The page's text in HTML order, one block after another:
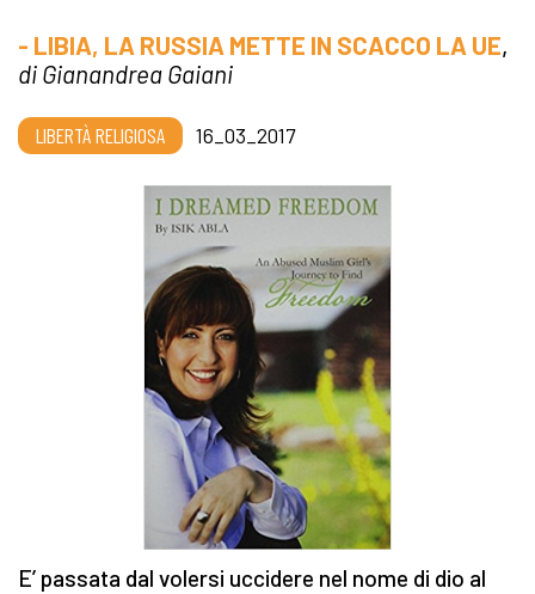
- LIBIA, LA RUSSIA METTE IN SCACCO LA UE,
di Gianandrea Gaiani
LIBERTÀ RELIGIOSA 16_03_2017
E’ passata dal volersi uccidere nel nome di dio al